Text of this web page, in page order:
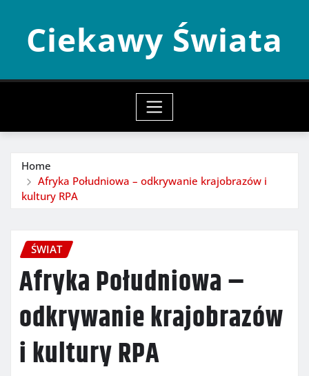
contentCiekawy Świata
Home
Afryka Południowa – odkrywanie krajobrazów i
kultury RPA
ŚWIAT
Afryka Południowa –
odkrywanie krajobrazów
i kultury RPA